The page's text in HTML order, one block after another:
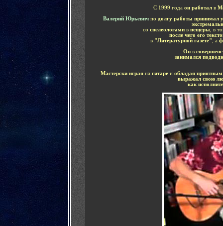
С 1999 года он работал в
Валерий Юрьевич по долгу работы принимал
со спелеологами в пещеры , в
после чего его
в "Литературной газете" , а
Он в
занимался
Мастерски играя на гитаре и обладая приятным
выражал свою
как